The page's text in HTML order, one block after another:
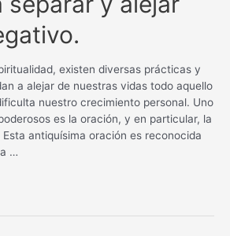
existen diversas prácticas y
a alejar de nuestras vidas todo aquello
nuestro crecimiento personal. Uno
es la oración, y en particular, la
antiquísima oración es reconocida
…